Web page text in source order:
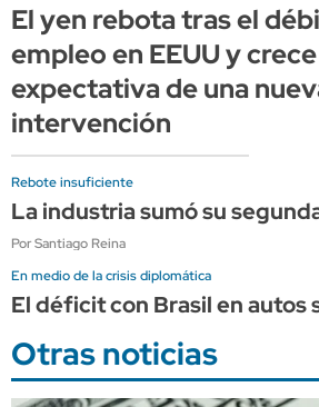
El yen rebota tras el
empleo en EEUU y
expectativa de una
intervención
Rebote insuficiente
La industria sumó su
Por Santiago Reina
En medio de la crisis diplomática
El déficit con Brasil en autos
Otras noticias